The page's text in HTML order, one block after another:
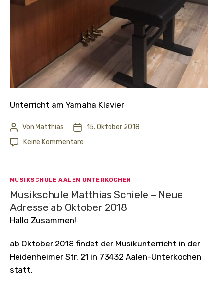
Unterricht am Yamaha Klavier
Beitragsautor
Von Matthias Veröffentlichungsdatum
15. Oktober 2018
Keine Kommentare
steht
jetzt
auch
an
Ort
Kategorien
MUSIKSCHULE AALEN UNTERKOCHEN
Musikschule Matthias Schiele – Neue
Adresse ab Oktober 2018
Hallo Zusammen!
ab Oktober 2018 findet der Musikunterricht in der
Heidenheimer Str. 21 in 73432 Aalen-Unterkochen
statt.